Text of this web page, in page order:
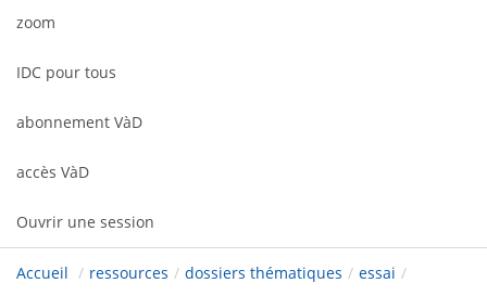
zoom
IDC pour tous
abonnement VàD
accès VàD
Ouvrir une session
Accueil / ressources / dossiers thématiques / essai /